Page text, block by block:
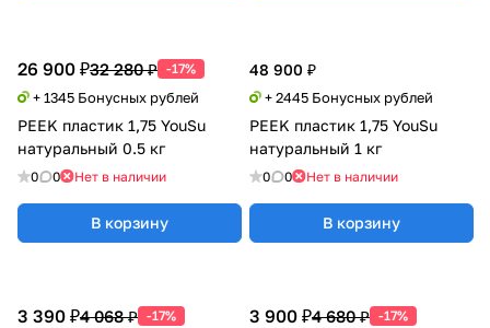
26 900 ₽32 280 ₽ -17%
+ 1345 Бонусных рублей
PEEK пластик 1,75 YouSu
натуральный 0.5 кг
0 0 Нет в наличии
В корзину
48 900 ₽
+ 2445 Бонусных рублей
PEEK пластик 1,75 YouSu
натуральный 1 кг
0 0 Нет в наличии
В корзину
3 390 ₽4 068 ₽ -17% 3 900 ₽4 680 ₽ -17%